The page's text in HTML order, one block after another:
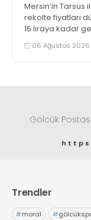
Mersin’in
rekolte fiyatları
15 liraya kadar
tepki gösterdi
06 Ağustos 2026
Gölcük
Trendler
#moral #